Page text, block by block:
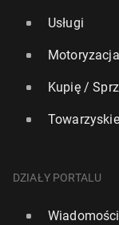
Usługi
Motoryzacja
Kupię /
Towarzyskie
DZIAŁY PORTALU
Wiadomości